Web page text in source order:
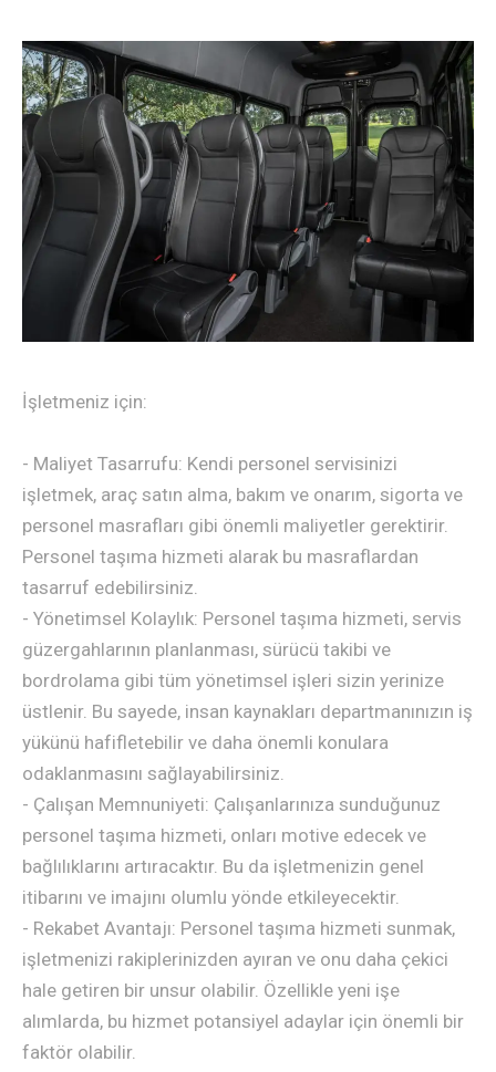
İşletmeniz için:
- Maliyet Tasarrufu: Kendi personel servisinizi
işletmek, araç satın alma, bakım ve onarım, sigorta ve
personel masrafları gibi önemli maliyetler gerektirir.
Personel taşıma hizmeti alarak bu masraflardan
tasarruf edebilirsiniz.
- Yönetimsel Kolaylık: Personel taşıma hizmeti, servis
güzergahlarının planlanması, sürücü takibi ve
bordrolama gibi tüm yönetimsel işleri sizin yerinize
üstlenir. Bu sayede, insan kaynakları departmanınızın iş
yükünü hafifletebilir ve daha önemli konulara
odaklanmasını sağlayabilirsiniz.
- Çalışan Memnuniyeti: Çalışanlarınıza sunduğunuz
personel taşıma hizmeti, onları motive edecek ve
bağlılıklarını artıracaktır. Bu da işletmenizin genel
itibarını ve imajını olumlu yönde etkileyecektir.
- Rekabet Avantajı: Personel taşıma hizmeti sunmak,
işletmenizi rakiplerinizden ayıran ve onu daha çekici
hale getiren bir unsur olabilir. Özellikle yeni işe
alımlarda, bu hizmet potansiyel adaylar için önemli bir
faktör olabilir.